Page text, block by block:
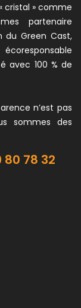
cristal » comme
partenaire
du Green Cast,
avec 100 % de
n’est pas
sommes des
80 78 32